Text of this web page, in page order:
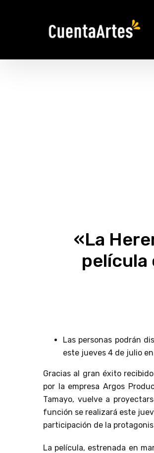
«La
película
Las personas podrán
este jueves 4 de julio
Gracias al gran éxito
por la empresa Argos
Tamayo, vuelve a
función se realizará este
participación de la
La película, estrenada en